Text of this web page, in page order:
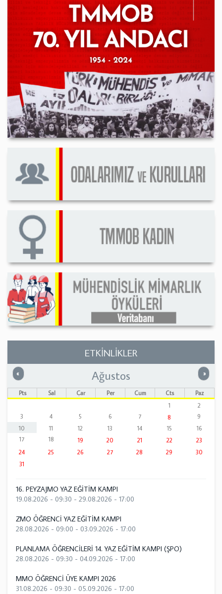
ETKİNLİKLER
« Önceki »
Ağustos
Pts Sal Çar Per Cum Cts
Paz
1
2
3
4 5 6 7 8
9
10
11 12 13 14 15
16
17
18 19 20 21 22
23
24
25 26 27 28 29
30
31
16. PEYZAJMO YAZ EĞİTİM KAMPI
19.08.2026 - 09:30 - 29.08.2026 - 17:00
ZMO ÖĞRENCİ YAZ EĞİTİM KAMPI
28.08.2026 - 09:00 - 03.09.2026 - 17:00
PLANLAMA ÖĞRENCİLERİ 14. YAZ EĞİTİM KAMPI (ŞPO)
28.08.2026 - 09:30 - 04.09.2026 - 17:00
MMO ÖĞRENCİ ÜYE KAMPI 2026
31.08.2026 - 09:30 - 05.09.2026 - 17:00